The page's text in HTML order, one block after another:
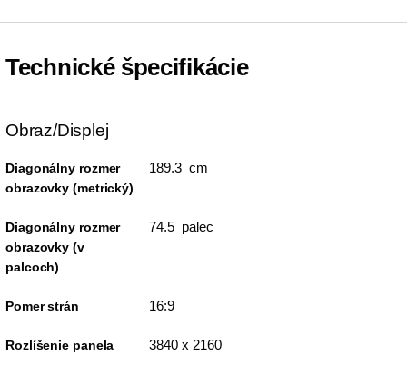
Technické špecifikácie
Obraz/Displej
Diagonálny rozmer
obrazovky (metrický)
189.3 cm
Diagonálny rozmer
obrazovky (v
palcoch)
74.5 palec
Pomer strán 16:9
Rozlíšenie panela 3840 x 2160